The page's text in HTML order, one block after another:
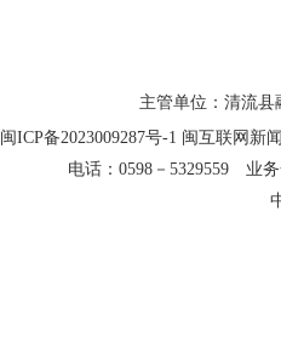
主管单位：清流县
闽ICP备2023009287号-1 闽互联网新
电话：0598－5329559 业